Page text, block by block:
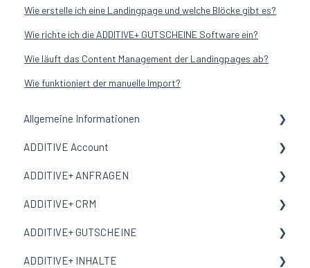
Wie erstelle ich eine Landingpage und welche Blöcke gibt es?
Wie richte ich die ADDITIVE+ GUTSCHEINE Software ein?
Wie läuft das Content Management der Landingpages ab?
Wie funktioniert der manuelle Import?
Allgemeine Informationen
Allgemeine Informationen
Begriffe und Bedeutungen
ADDITIVE Account
Allgemeine Informationen
Meine Organisation
Benutzer
E-Mail-Vorlage
ADDITIVE+ ANFRAGEN
Allgemeine Informationen
Kanäle
Auswertungen
ADDITIVE+ CRM
Allgemeine Informationen
Personen
ADDITIVE+ GUTSCHEINE
Allgemeine Informationen
ADDITIVE+ INHALTE